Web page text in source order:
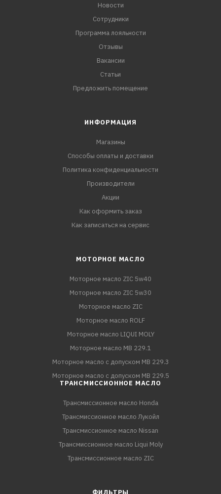
Новости
Сотрудники
Программа лояльности
Отзывы
Вакансии
Статьи
Предложить помещение
ИНФОРМАЦИЯ
Магазины
Способы оплаты и доставки
Политика конфиденциальности
Производители
Акции
Как оформить заказ
Как записаться на сервис
МОТОРНОЕ МАСЛО
Моторное масло ZIC 5w40
Моторное масло ZIC 5w30
Моторное масло ZIC
Моторное масло ROLF
Моторное масло LIQUI MOLY
Моторное масло MB 229.1
Моторное масло с допуском MB 229.3
Моторное масло с допуском MB 229.5
ТРАНСМИССИОННОЕ МАСЛО
Трансмиссионное масло Honda
Трансмиссионное масло Лукойл
Трансмиссионное масло Nissan
Трансмиссионное масло Liqui Moly
Трансмиссионное масло ZIC
ФИЛЬТРЫ